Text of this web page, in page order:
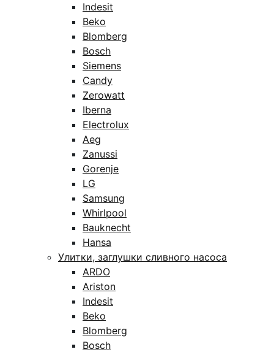
Indesit
Beko
Blomberg
Bosch
Siemens
Candy
Zerowatt
Iberna
Electrolux
Aeg
Zanussi
Gorenje
LG
Samsung
Whirlpool
Bauknecht
Hansa
Улитки, заглушки сливного насоса
ARDO
Ariston
Indesit
Beko
Blomberg
Bosch